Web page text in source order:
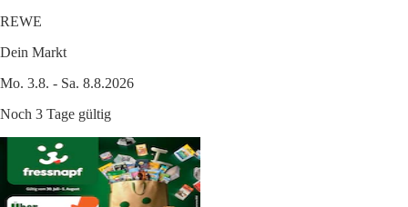
REWE
Dein Markt
Mo. 3.8. - Sa. 8.8.2026
Noch 3 Tage gültig